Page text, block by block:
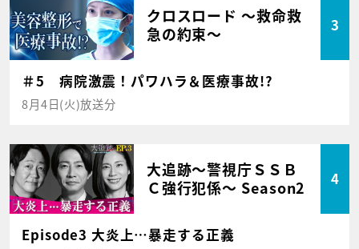
クロスロード ～救命救
急の約束～
3
＃5 病院激震！パワハラ＆医療事故!?
8月4日(火)放送分
大追跡～警視庁ＳＳＢ
Ｃ強行犯係～ Season2
4
Episode3 大炎上…暴走する正義